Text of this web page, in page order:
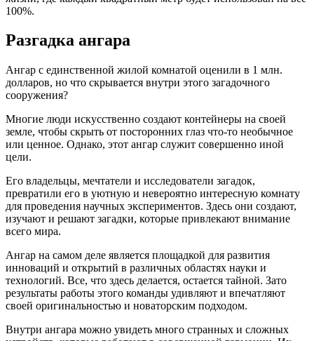
100%.
Разгадка ангара
Ангар с единственной жилой комнатой оценили в 1 млн.
долларов, но что скрывается внутри этого загадочного
сооружения?
Многие люди искусственно создают контейнеры на своей
земле, чтобы скрыть от посторонних глаз что-то необычное
или ценное. Однако, этот ангар служит совершенно иной
цели.
Его владельцы, мечтатели и исследователи загадок,
превратили его в уютную и невероятно интересную комнату
для проведения научных экспериментов. Здесь они создают,
изучают и решают загадки, которые привлекают внимание
всего мира.
Ангар на самом деле является площадкой для развития
инноваций и открытий в различных областях науки и
технологий. Все, что здесь делается, остается тайной. Зато
результаты работы этого команды удивляют и впечатляют
своей оригинальностью и новаторским подходом.
Внутри ангара можно увидеть много странных и сложных